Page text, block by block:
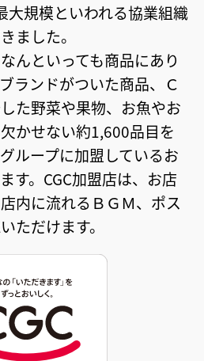
大規模といわれる協業組織
ました。
んといっても商品にあり
ランドがついた商品、Ｃ
た野菜や果物、お魚やお
かせない約1,600品目を
ループに加盟しているお
す。CGC加盟店は、お店
内に流れるＢＧＭ、ポス
ただけます。